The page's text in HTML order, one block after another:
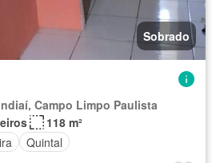
Sobrado
Campo Limpo Paulista
118 m²
Quintal